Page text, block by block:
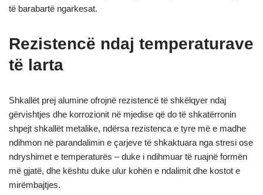
të barabartë ngarkesat.
Rezistencë ndaj temperaturave
të larta
Shkallët prej alumine ofrojnë rezistencë të shkëlqyer ndaj
gërvishtjes dhe korrozionit në mjedise që do të shkatërronin
shpejt shkallët metalike, ndërsa rezistenca e tyre më e madhe
ndihmon në parandalimin e çarjeve të shkaktuara nga stresi ose
ndryshimet e temperaturës – duke i ndihmuar të ruajnë formën
më gjatë, dhe kështu duke ulur kohën e ndalimit dhe kostot e
mirëmbajtjes.